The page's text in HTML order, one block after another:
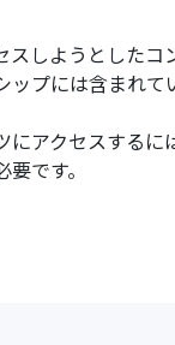
スしようとしたコ
ップには含まれて
にアクセスするに
です。